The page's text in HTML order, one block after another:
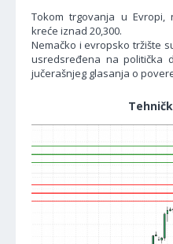
Tokom trgovanja u
kreće iznad 20,300.
Nemačko i evropsko tržište
usredsređena na politička
jučerašnjeg glasanja o